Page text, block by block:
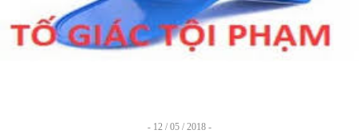
Liên hệ
- 12 / 05 / 2018 -